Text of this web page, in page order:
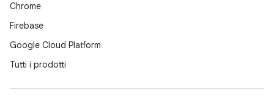
Chrome
Firebase
Google Cloud Platform
Tutti i prodotti